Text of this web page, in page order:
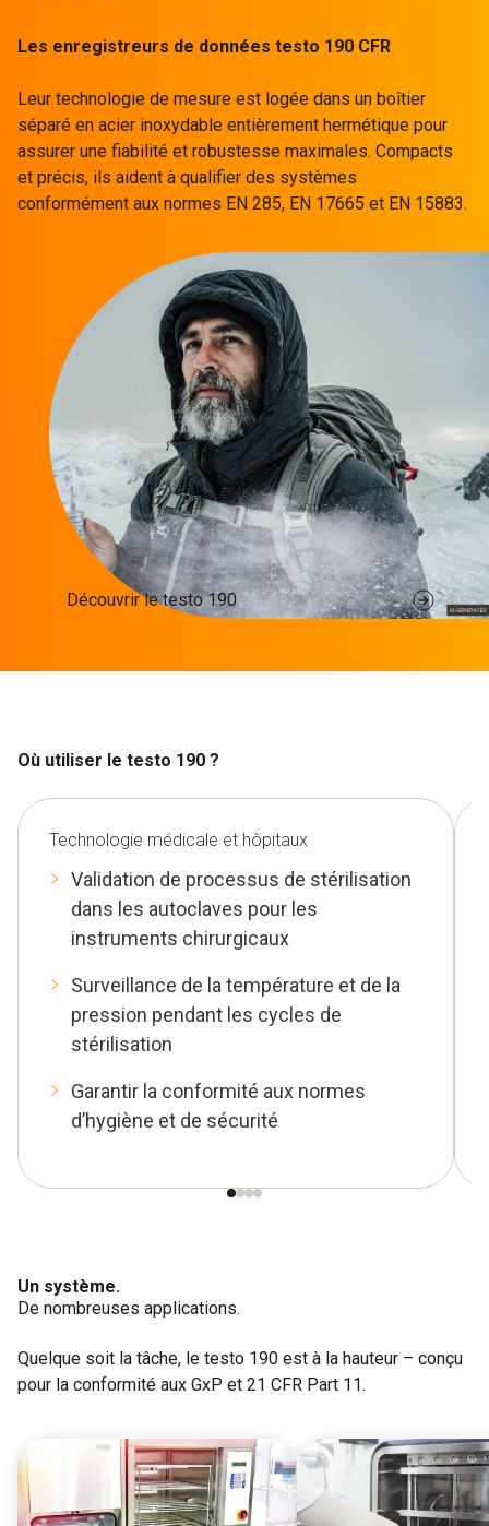
Les enregistreurs de données testo 190 CFR
Leur technologie de mesure est logée dans un boîtier
séparé en acier inoxydable entièrement hermétique pour
assurer une fiabilité et robustesse maximales. Compacts
et précis, ils aident à qualifier des systèmes
conformément aux normes EN 285, EN 17665 et EN 15883.
Découvrir le testo 190
Où utiliser le testo 190 ?
Technologie médicale et hôpitaux
Validation de processus de stérilisation
dans les autoclaves pour les
instruments chirurgicaux
Surveillance de la température et de la
pression pendant les cycles de
stérilisation
Garantir la conformité aux normes
d’hygiène et de sécurité
Un système.
De nombreuses applications.
Quelque soit la tâche, le testo 190 est à la hauteur – conçu
pour la conformité aux GxP et 21 CFR Part 11.